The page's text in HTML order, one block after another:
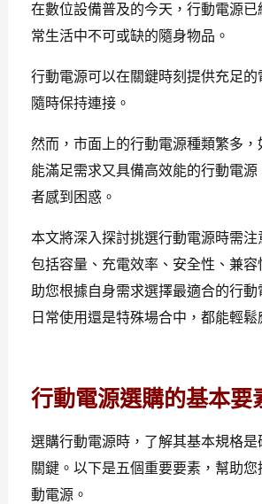
在數位設備普及的今天，行動電源已
常生活中不可或缺的隨身物品。
行動電源可以在關鍵時刻提供充足的
隨時保持連接。
然而，市面上的行動電源種類繁多
能滿足需求又具備高效能的行動電
者感到困惑。
本文將深入探討挑選行動電源時需注
包括容量、充電效率、安全性、兼
助您根據自身需求選擇最適合的行動
日常使用還是特殊場合中，都能輕鬆
行動電源選購的基本要
選購行動電源時，了解其基本規格是
關鍵。以下是五個重要要素，幫助
動電源。